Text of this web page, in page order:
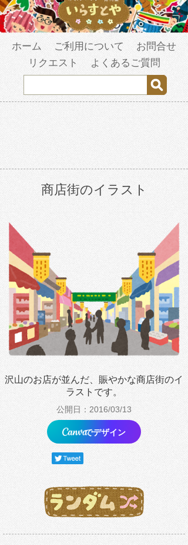
ホーム ご利用について
お問合せ
リクエスト
よくあるご質問
商店街のイラスト
沢山のお店が並んだ、賑やかな商店街のイ
ラストです。
公開日：2016/03/13
でデザイン